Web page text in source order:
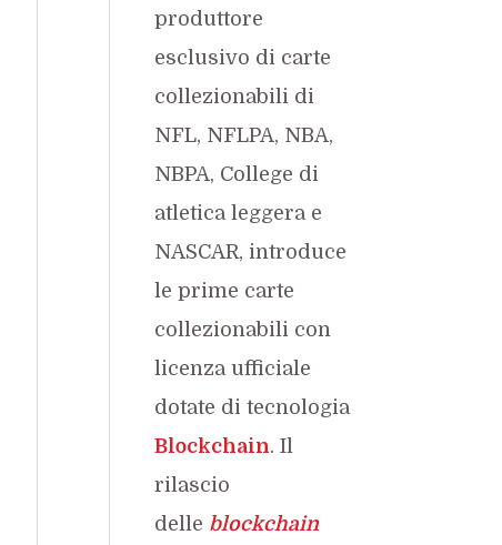
produttore
esclusivo di carte
collezionabili di
NFL, NFLPA, NBA,
NBPA, College di
atletica leggera e
NASCAR, introduce
le prime carte
collezionabili con
licenza ufficiale
dotate di tecnologia
Blockchain. Il
rilascio
delle blockchain